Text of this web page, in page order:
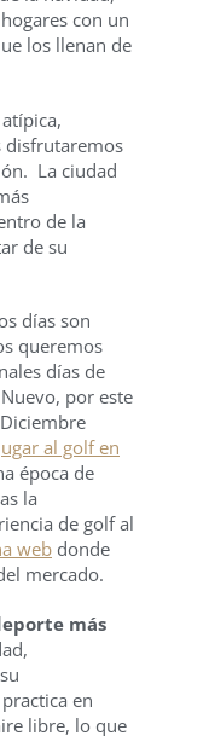
con un
los llenan de
disfrutaremos
La ciudad
de la
de su
días son
queremos
días de
por este
al golf en
época de
la
de golf al
web donde
mercado.
más
en
libre, lo que